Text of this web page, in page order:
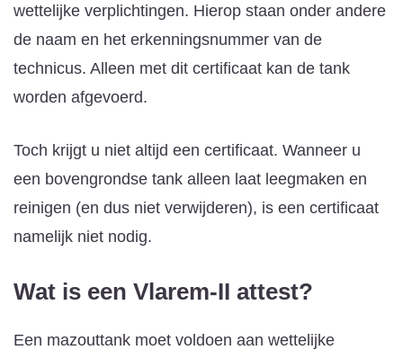
wettelijke verplichtingen. Hierop staan onder andere
de naam en het erkenningsnummer van de
technicus. Alleen met dit certificaat kan de tank
worden afgevoerd.
Toch krijgt u niet altijd een certificaat. Wanneer u
een bovengrondse tank alleen laat leegmaken en
reinigen (en dus niet verwijderen), is een certificaat
namelijk niet nodig.
Wat is een Vlarem-II attest?
Een mazouttank moet voldoen aan wettelijke